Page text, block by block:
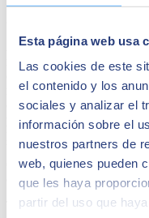
Esta página web usa
Las cookies de este
el contenido y los
sociales y analizar el
información sobre el
nuestros partners de
web, quienes pueden
que les haya
partir del uso que
Antes de insertar el código
revisionespara aumentar
errores. El análisis de
revisión de código estático
en el código que no se
prevenir los ataquespor
para evitar que los datos
base de datos o
codificación de salidas
aumentar la seguridad del
También será esencial